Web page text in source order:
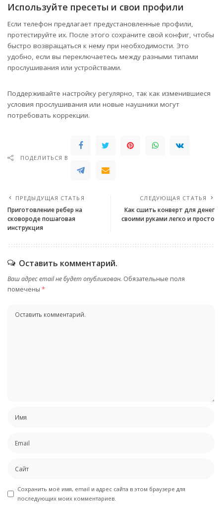
Используйте пресеты и свои профили
Если телефон предлагает предустановленные профили,
протестируйте их. После этого сохраните свой конфиг, чтобы
быстро возвращаться к нему при необходимости. Это
удобно, если вы переключаетесь между разными типами
прослушивания или устройствами.
Поддерживайте настройку регулярно, так как изменившиеся
условия прослушивания или новые наушники могут
потребовать коррекции.
ПОДЕЛИТЬСЯ В
ПРЕДЫДУЩАЯ СТАТЬЯ
Приготовление ребер на
сковороде пошаговая
инструкция
СЛЕДУЮЩАЯ СТАТЬЯ
Как сшить конверт для денег
своими руками легко и просто
Оставить комментарий.
Ваш адрес email не будет опубликован. Обязательные поля
помечены *
Сохранить моё имя, email и адрес сайта в этом браузере для
последующих моих комментариев.